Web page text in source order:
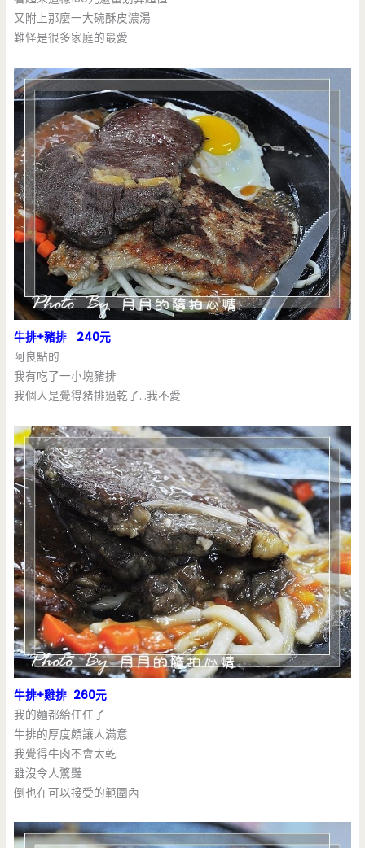
又附上那麼一大碗酥皮濃湯
難怪是很多家庭的最愛
牛排+豬排 240元
阿良點的
我有吃了一小塊豬排
我個人是覺得豬排過乾了…我不愛
牛排+雞排 260元
我的麵都給任任了
牛排的厚度頗讓人滿意
我覺得牛肉不會太乾
雖沒令人驚豔
倒也在可以接受的範圍內